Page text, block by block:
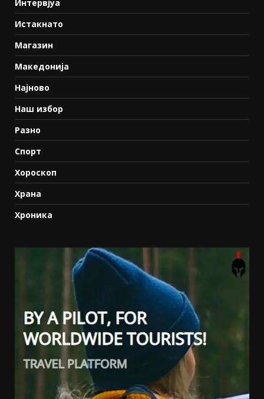
Интервјуа
Истакнато
Магазин
Македонија
Најново
Наш избор
Разно
Спорт
Хороскоп
Храна
Хроника